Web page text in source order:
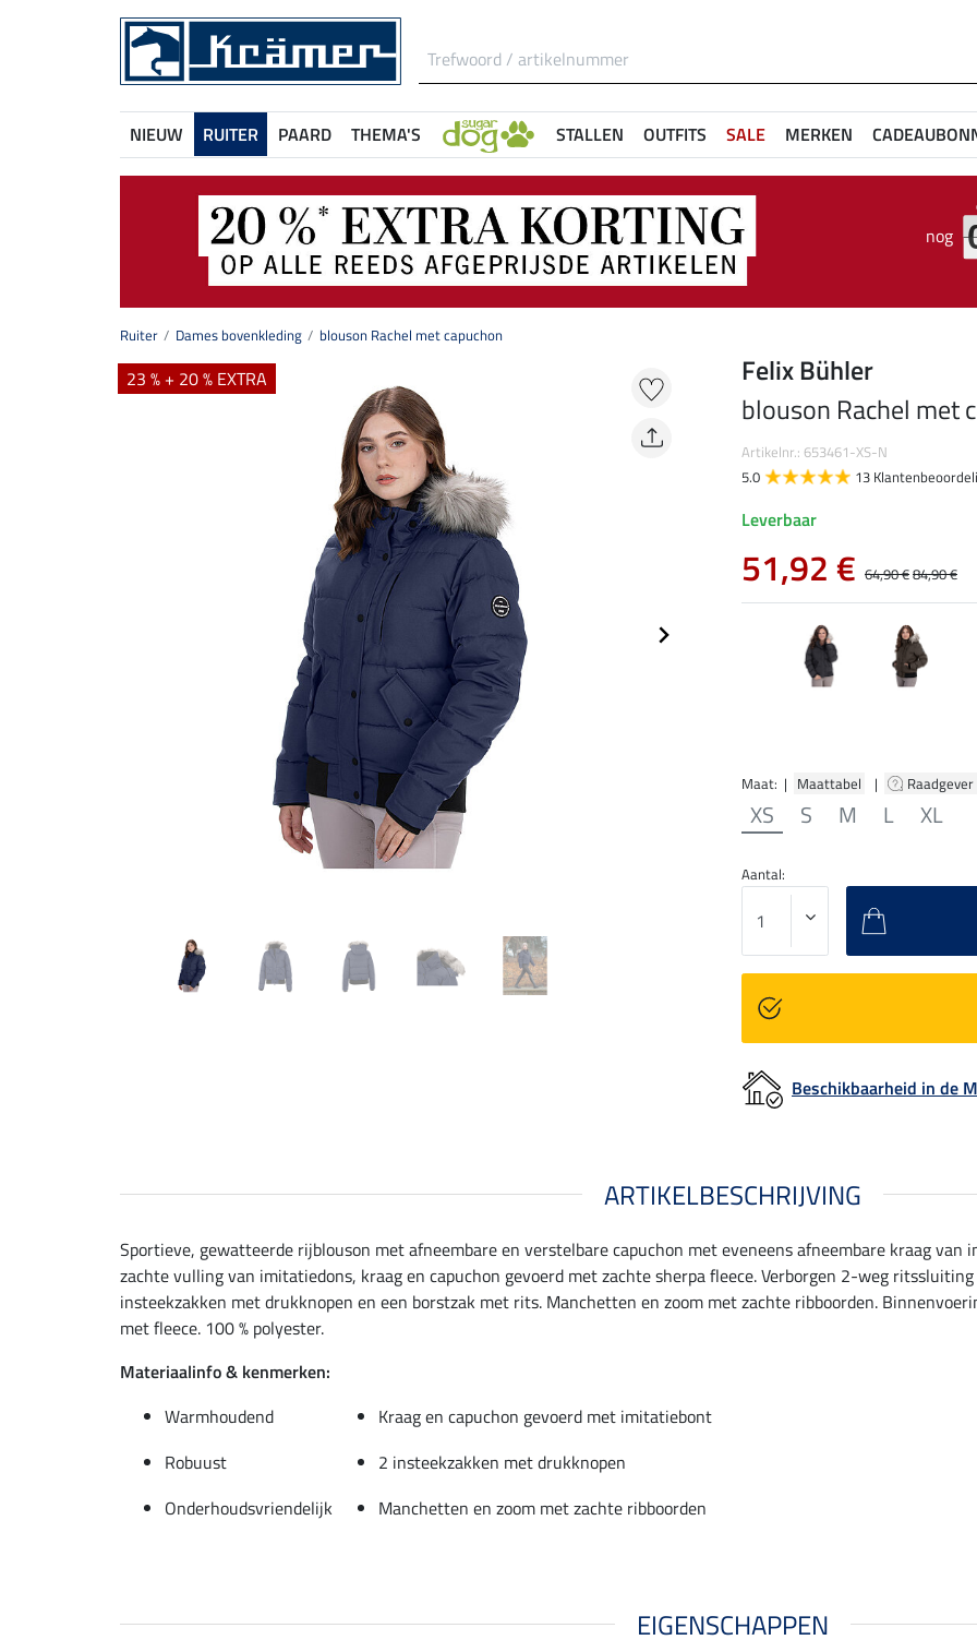
NIEUW RUITER PAARD THEMA'S STALLEN OUTFITS SALE MERKEN
nog
Ruiter Dames bovenkleding blouson Rachel met capuchon
23 % + 20 % EXTRA
Maat: | Maattabel | Raadgever
XS S M L XL
Felix Bühler
blouson Rachel met
Artikelnr.: 653461-XS-N
5.0
13
Leverbaar
51,92 € 64,90 €84,90 €
Aantal:
Beschikbaarheid in de
ARTIKELBESCHRIJVING
Sportieve, gewatteerde rijblouson met afneembare en verstelbare capuchon met eveneens afneembare kraag
zachte vulling van imitatiedons, kraag en capuchon gevoerd met zachte sherpa fleece. Verborgen 2-weg
insteekzakken met drukknopen en een borstzak met rits. Manchetten en zoom met zachte ribboorden.
met fleece. 100 % polyester.
Materiaalinfo & kenmerken:
Warmhoudend
Kraag en capuchon gevoerd met imitatiebont
Robuust
2 insteekzakken met drukknopen
Onderhoudsvriendelijk
Manchetten en zoom met zachte ribboorden
EIGENSCHAPPEN